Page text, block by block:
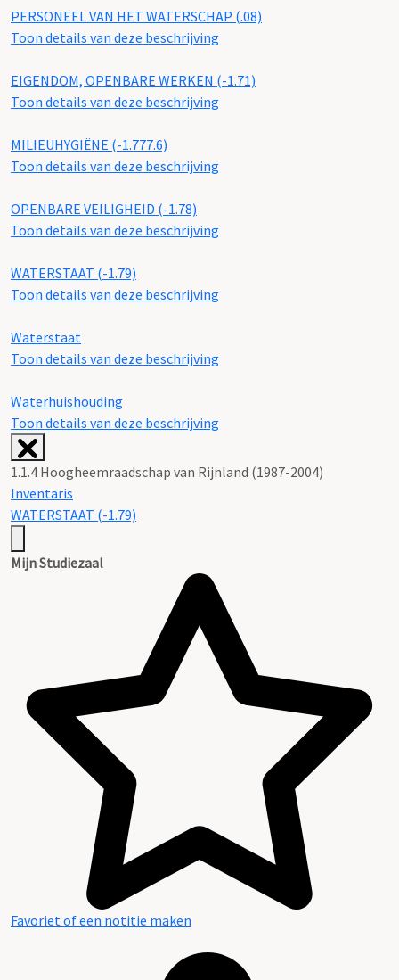
PERSONEEL VAN HET WATERSCHAP (.08)
Toon details van deze beschrijving
EIGENDOM, OPENBARE WERKEN (-1.71)
Toon details van deze beschrijving
MILIEUHYGIËNE (-1.777.6)
Toon details van deze beschrijving
OPENBARE VEILIGHEID (-1.78)
Toon details van deze beschrijving
WATERSTAAT (-1.79)
Toon details van deze beschrijving
Waterstaat
Toon details van deze beschrijving
Waterhuishouding
Toon details van deze beschrijving
1.1.4 Hoogheemraadschap van Rijnland (1987-2004)
Inventaris
WATERSTAAT (-1.79)
Mijn Studiezaal
Favoriet of een notitie maken